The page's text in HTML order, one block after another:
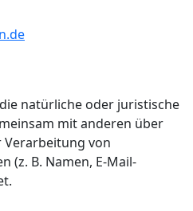
natürliche oder juristische
mit anderen über
Verarbeitung von
(z. B. Namen, E-Mail-